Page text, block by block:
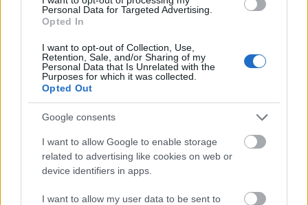
Personal Data for Targeted Advertising.
Opted In
I want to opt-out of Collection, Use,
Retention, Sale, and/or Sharing of my
Personal Data that Is Unrelated with the
Purposes for which it was collected.
Opted Out
Google consents
I want to allow Google to enable storage
related to advertising like cookies on web or
device identifiers in apps.
I want to allow my user data to be sent to
követelményeihez is. A történelmi emlékezet –
finoman szólva – hiányos Magyarországon. Épp
ezért feltett szándékunk, hogy a fiatal generáció
történelmi emléktudatát felfrissítsük és új
tartalommal töltsük meg. Nyaranta szeretnénk
olyan nyári játékokat is szervezni, amelyek egy-egy
királyunk életét, a korszak kultúrtörekvéseit idézik
meg” – fejtette ki az új igazgató, aki elárulta az évad
újra rendezi a
színház nélkül maradtDon Carlost- székesfehérvári
művészekkel. A két főszereplő,Gáspár Sándor és
Cserhalmi Györgyazonban továbbviszik a
szerepüket.